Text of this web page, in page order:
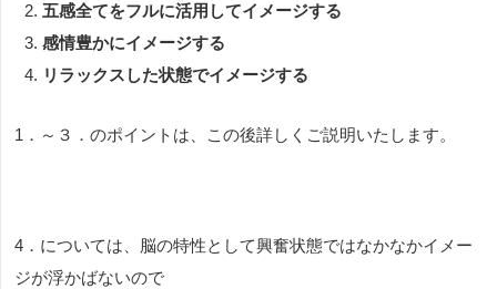
五感全てをフルに活用してイメージする
感情豊かにイメージする
リラックスした状態でイメージする
1．～３．のポイントは、この後詳しくご説明いたします。
4．については、脳の特性として興奮状態ではなかなかイメー
ジが浮かばないので